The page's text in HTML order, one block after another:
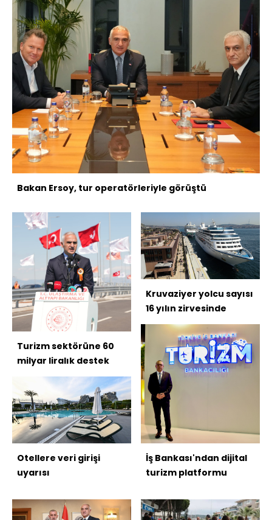
Bakan Ersoy, tur operatörleriyle görüştü
Turizm sektörüne 60
milyar liralık destek
Otellere veri girişi
uyarısı
Kruvaziyer yolcu sayısı
16 yılın zirvesinde
İş Bankası'ndan dijital
turizm platformu